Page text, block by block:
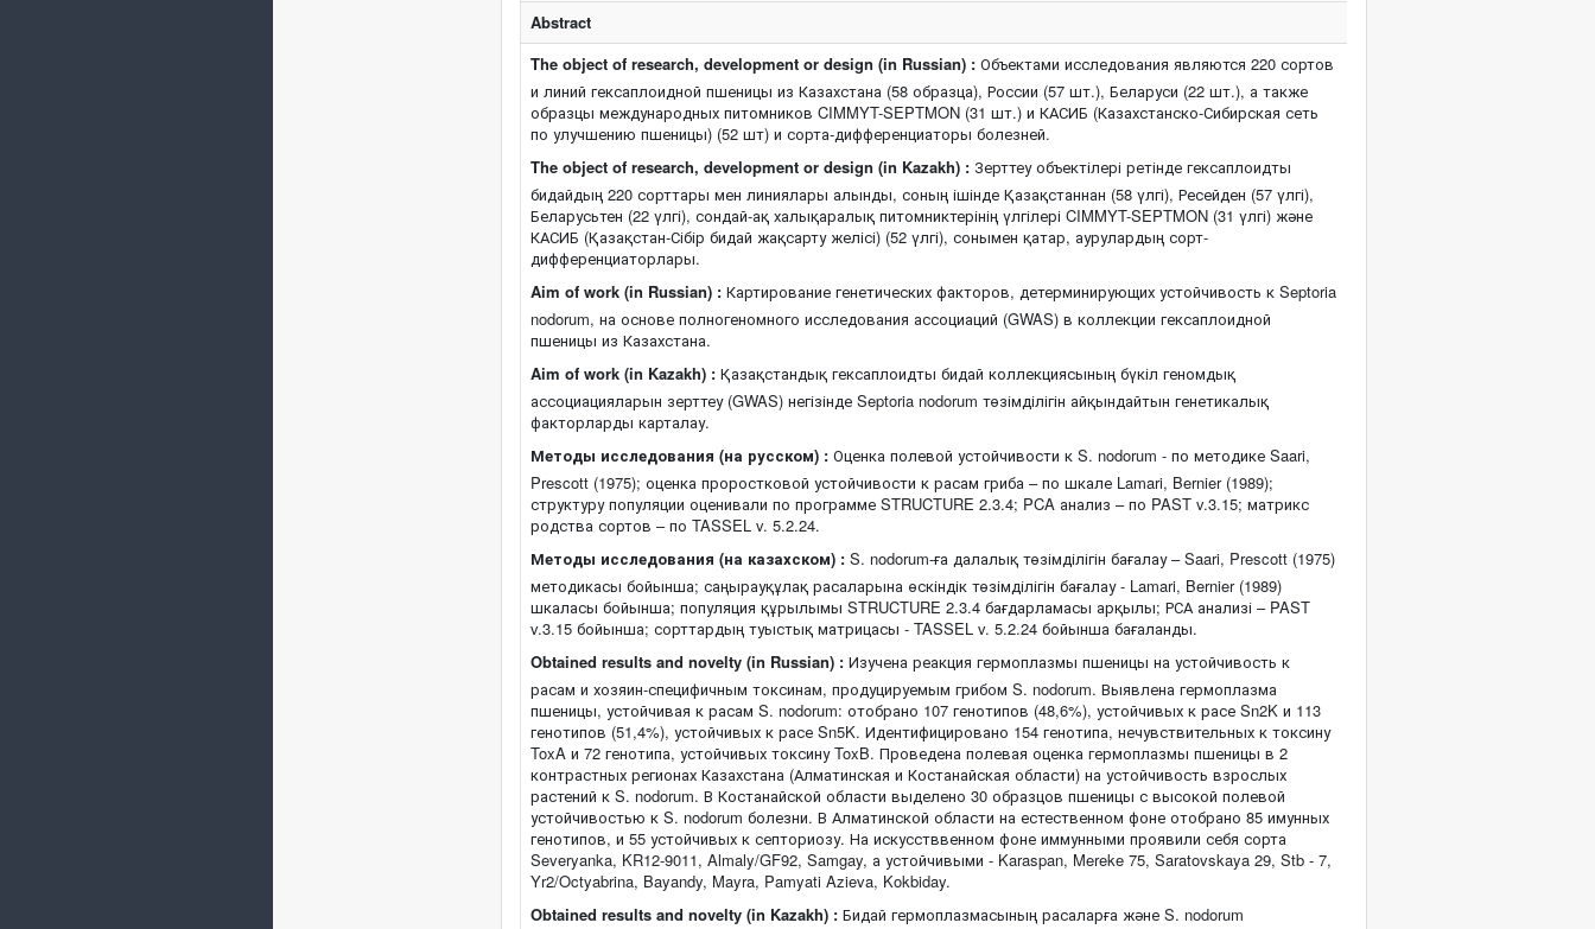
Abstract
The object of research, development or design (in Russian) : Объектами исследования являются 220 сортов
и линий гексаплоидной пшеницы из Казахстана (58 образца), России (57 шт.), Беларуси (22 шт.), а также
образцы международных питомников CIMMYT-SEPTMON (31 шт.) и КАСИБ (Казахстанско-Сибирская сеть
по улучшению пшеницы) (52 шт) и сорта-дифференциаторы болезней.
The object of research, development or design (in Kazakh) : Зерттеу объектілері ретінде гексаплоидты
бидайдың 220 сорттары мен линиялары алынды, соның ішінде Қазақстаннан (58 үлгі), Ресейден (57 үлгі),
Беларусьтен (22 үлгі), сондай-ақ халықаралық питомниктерінің үлгілері CIMMYT-SEPTMON (31 үлгі) және
КАСИБ (Қазақстан-Сібір бидай жақсарту желісі) (52 үлгі), сонымен қатар, аурулардың сорт-
дифференциаторлары.
Aim of work (in Russian) : Картирование генетических факторов, детерминирующих устойчивость к Septoria
nodorum, на основе полногеномного исследования ассоциаций (GWAS) в коллекции гексаплоидной
пшеницы из Казахстана.
Aim of work (in Kazakh) : Қазақстандық гексаплоидты бидай коллекциясының бүкіл геномдық
ассоциацияларын зерттеу (GWAS) негізінде Septoria nodorum төзімділігін айқындайтын генетикалық
факторларды карталау.
Методы исследования (на русском) : Оценка полевой устойчивости к S. nodorum - по методике Saari,
Prescott (1975); оценка проростковой устойчивости к расам гриба – по шкале Lamari, Bernier (1989);
структуру популяции оценивали по программе STRUCTURE 2.3.4; PCA анализ – по PAST v.3.15; матрикс
родства сортов – по TASSEL v. 5.2.24.
Методы исследования (на казахском) : S. nodorum-ға далалық төзімділігін бағалау – Saari, Prescott (1975)
методикасы бойынша; саңырауқұлақ расаларына өскіндік төзімділігін бағалау - Lamari, Bernier (1989)
шкаласы бойынша; популяция құрылымы STRUCTURE 2.3.4 бағдарламасы арқылы; РСА анализі – PAST
v.3.15 бойынша; сорттардың туыстық матрицасы - TASSEL v. 5.2.24 бойынша бағаланды.
Obtained results and novelty (in Russian) : Изучена реакция гермоплазмы пшеницы на устойчивость к
расам и хозяин-специфичным токсинам, продуцируемым грибом S. nodorum. Выявлена гермоплазма
пшеницы, устойчивая к расам S. nodorum: отобрано 107 генотипов (48,6%), устойчивых к расе Sn2K и 113
генотипов (51,4%), устойчивых к расе Sn5K. Идентифицировано 154 генотипа, нечувствительных к токсину
ToxA и 72 генотипа, устойчивых токсину ToxB. Проведена полевая оценка гермоплазмы пшеницы в 2
контрастных регионах Казахстана (Алматинская и Костанайская области) на устойчивость взрослых
растений к S. nodorum. В Костанайской области выделено 30 образцов пшеницы с высокой полевой
устойчивостью к S. nodorum болезни. В Алматинской области на естественном фоне отобрано 85 имунных
генотипов, и 55 устойчивых к септориозу. На искусстввенном фоне иммунными проявили себя сорта
Severyanka, KR12-9011, Almaly/GF92, Samgay, а устойчивыми - Karaspan, Mereke 75, Saratovskaya 29, Stb - 7,
Yr2/Octyabrina, Bayandy, Mayra, Pamyati Azieva, Kokbiday.
Obtained results and novelty (in Kazakh) : Бидай гермоплазмасының расаларға және S. nodorum